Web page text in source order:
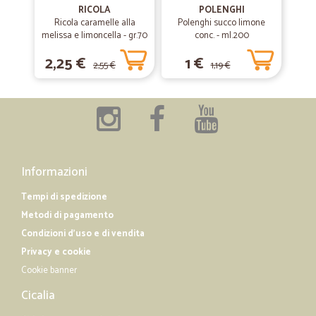
Consegna veloce e puntuale anche di merci refrigerante, impeccabile
04/03/2020
Pina D.
Precisi e accorti al cliente.
acquisterò nuovamente!
—Teresa G.
...veloci,precisi e…
sicuro...consiglio vivamente di fare acquisti
RICOLA
Ricola caramelle alla
melissa e limoncella - gr.70
2,25 € 2,55 €
POLENGHI
Polenghi succo limone
conc. - ml.200
1 € 1,19 €
Informazioni
Tempi di spedizione
Metodi di pagamento
Condizioni d'uso e di vendita
Privacy e cookie
Cookie banner
Cicalia